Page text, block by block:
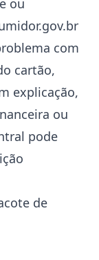
ou
com
cartão,
explicação,
ou
pode
de